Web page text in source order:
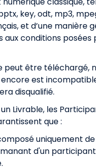
key, odt, mp3,
et d’une manière
conditions posées
peut être téléchargé,
est
disqualifié.
Livrable, les
que :
uniquement de
d'un